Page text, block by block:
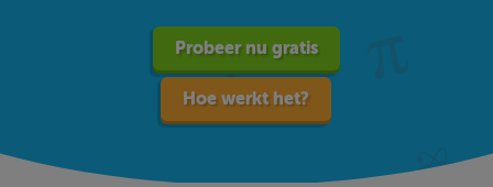
Probeer nu gratis
Hoe werkt het?